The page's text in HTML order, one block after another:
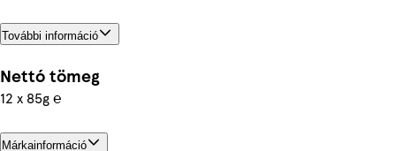
További információ
Nettó tömeg
12 x 85g ℮
Márkainformáció